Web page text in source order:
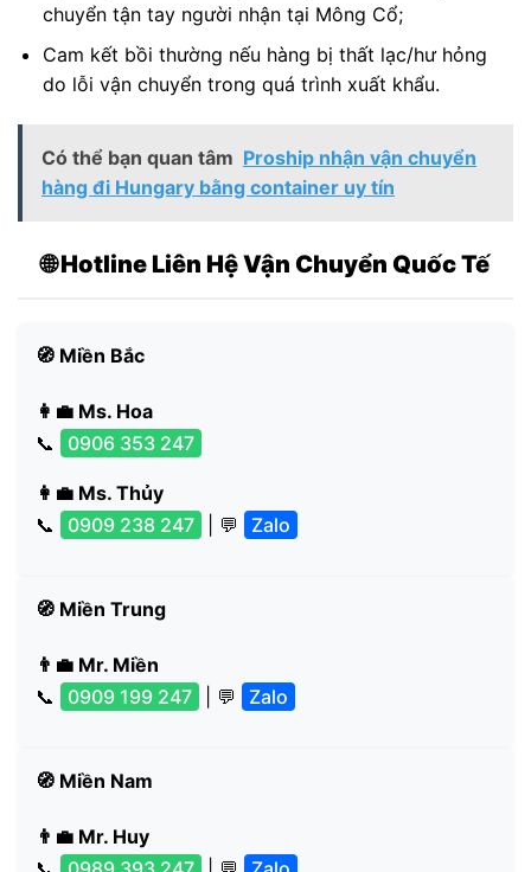
chuyển tận tay người nhận tại Mông Cổ;
Cam kết bồi thường nếu hàng bị thất lạc/hư hỏng
do lỗi vận chuyển trong quá trình xuất khẩu.
Có thể bạn quan tâm Proship nhận vận chuyển
hàng đi Hungary bằng container uy tín
🌐 Hotline Liên Hệ Vận Chuyển Quốc Tế
🧭 Miền Bắc
👩‍💼 Ms. Hoa
📞
0906 353 247
👩‍💼 Ms. Thủy
📞
0909 238 247 | 💬 Zalo
🧭 Miền Trung
👨‍💼 Mr. Miền
📞
0909 199 247 | 💬 Zalo
🧭 Miền Nam
👨‍💼 Mr. Huy